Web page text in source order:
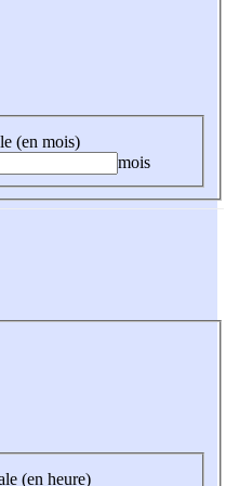
(en mois)
mois
(en heure)